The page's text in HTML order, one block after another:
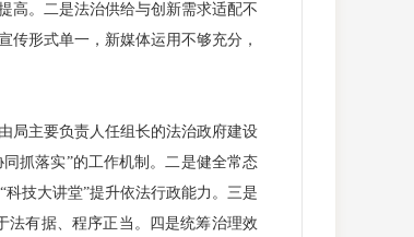
。二是法治供给与创新需求适配不
形式单一，新媒体运用不够充分，
主要负责人任组长的法治政府建设
抓落实”的工作机制。二是健全常态
技大讲堂”提升依法行政能力。三是
法有据、程序正当。四是统筹治理效